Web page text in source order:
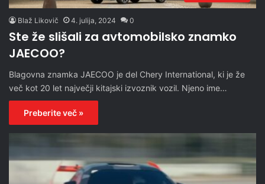
Blaž Likovič 4. julija, 2024 0
Ste že slišali za avtomobilsko znamko
JAECOO?
Blagovna znamka JAECOO je del Chery International, ki je že
več kot 20 let največji kitajski izvoznik vozil. Njeno ime…
Preberite več »